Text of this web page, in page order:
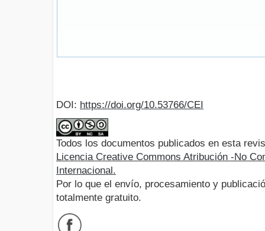
DOI: https://doi.org/10.53766/CEI
Todos los documentos publicados en esta
Licencia Creative Commons Atribución -No
Internacional.
Por lo que el envío, procesamiento y
totalmente gratuito.